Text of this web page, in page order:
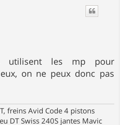
utilisent les mp pour
on ne peux donc pas
freins Avid Code 4 pistons
DT Swiss 240S jantes Mavic